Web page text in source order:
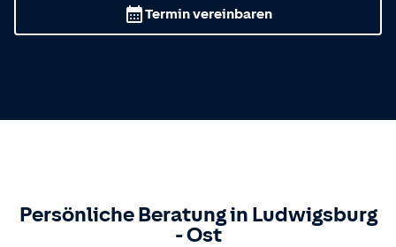
Termin vereinbaren
Persönliche Beratung in Ludwigsburg
-Ost